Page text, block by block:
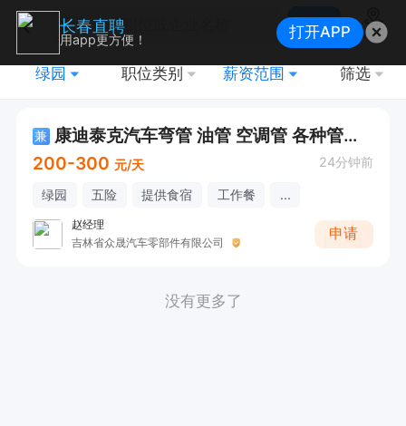
搜索
地图
绿园 职位类别 薪资范围 筛选
兼
康迪泰克汽车弯管 油管 空调管 各种管路日结240-300天
200-300 元/天 24分钟前
绿园 五险 提供食宿 工作餐 ...
赵经理
吉林省众晟汽车零部件有限公司
申请
没有更多了
长春直聘
用app更方便！ 打开APP